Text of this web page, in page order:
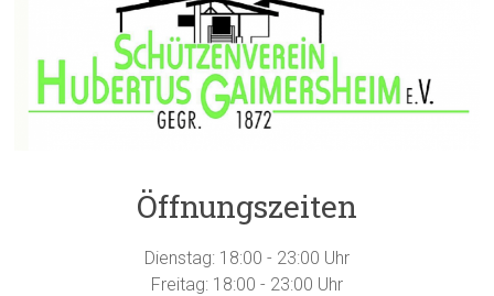
Öffnungszeiten
Dienstag: 18:00 - 23:00 Uhr
Freitag: 18:00 - 23:00 Uhr